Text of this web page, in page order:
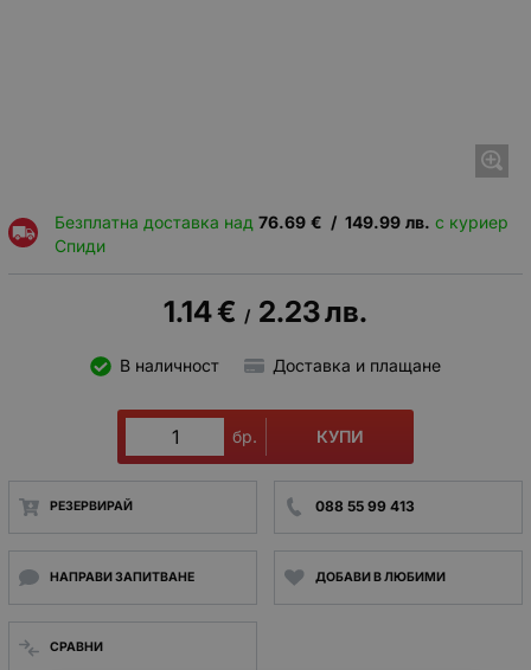
Безплатна доставка над 76.69 € / 149.99 лв. с куриер
Спиди
1.14€ / 2.23лв.
В наличност Доставка и плащане
бр. КУПИ
РЕЗЕРВИРАЙ 088 55 99 413
НАПРАВИ ЗАПИТВАНЕ ДОБАВИ В ЛЮБИМИ
СРАВНИ